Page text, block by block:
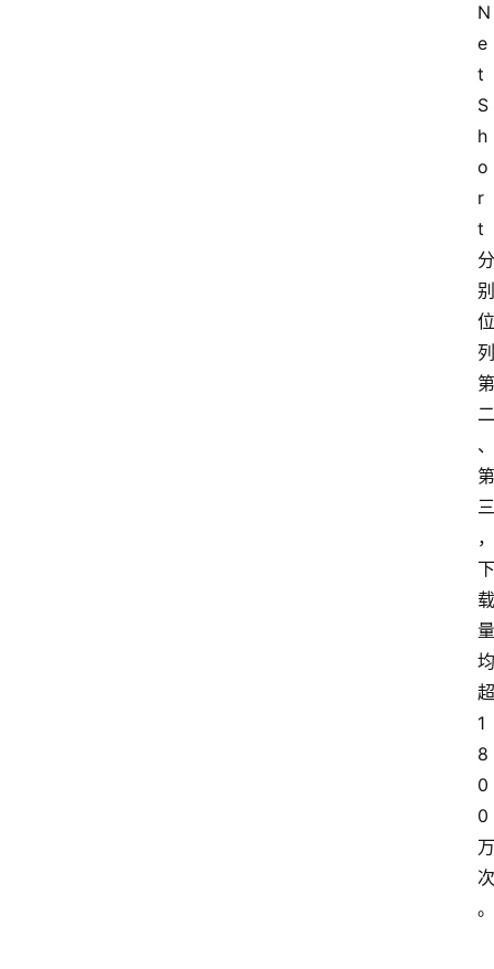
N
e
t
S
h
o
r
t
分
别
位
列
第
二
、
第
三
，
下
载
量
均
超
1
8
0
0
万
次
。